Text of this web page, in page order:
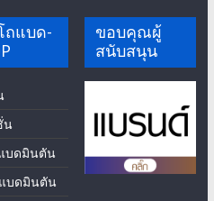
ถแบด-
น
บดมินตัน
บดมินตัน
ขอบคุณผู้
สนับสนุน